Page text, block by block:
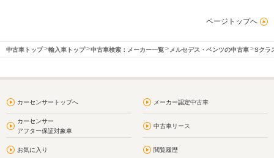
ページトップへ
中古車トップ 輸入車トップ 中古車検索：メーカー一覧 メルセデス・ベンツの中古車 Sクラ
カーセンサートップへ メーカー認定中古車
カーセンサー
アフター保証対象車
中古車リース
お気に入り 閲覧履歴